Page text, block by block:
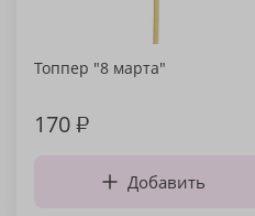
Топпер "8 марта"
170₽
Добавить